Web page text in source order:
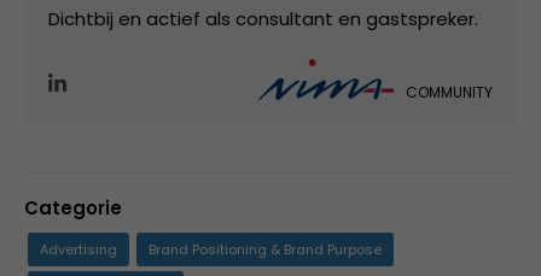
Dichtbij en actief als consultant en gastspreker.
COMMUNITY
Categorie
Advertising
Brand Positioning & Brand Purpose